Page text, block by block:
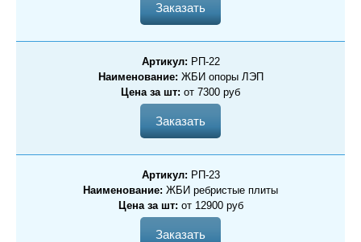
Заказать
Артикул: РП-22
Наименование: ЖБИ опоры ЛЭП
Цена за шт: от 7300 руб
Заказать
Артикул: РП-23
Наименование: ЖБИ ребристые плиты
Цена за шт: от 12900 руб
Заказать